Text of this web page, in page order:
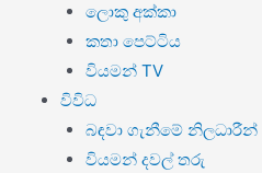
ලොකු අක්කා
කතා පෙට්ටිය
වියමන් TV
විවිධ
බඳවා ගැනීමේ නිලධාරීන්
වියමන් දවල් තරු